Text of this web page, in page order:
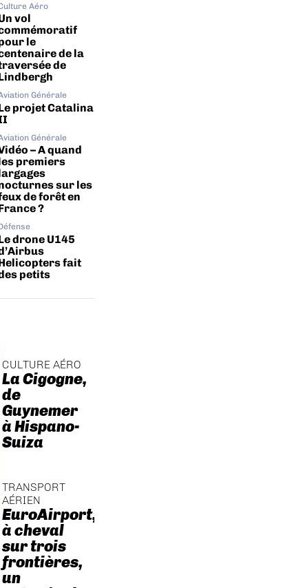
Aéro
vol
le
de la
de
Générale
projet Catalina
Générale
– A quand
premiers
sur les
de forêt en
?
drone U145
fait
petits
CULTURE AÉRO
La Cigogne,
de
Guynemer
à Hispano-
Suiza
TRANSPORT
AÉRIEN
EuroAirport,
à cheval
sur trois
frontières,
un